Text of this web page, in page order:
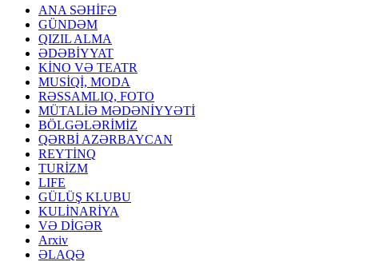
ANA SƏHİFƏ
GÜNDƏM
QIZIL ALMA
ƏDƏBİYYAT
KİNO VƏ TEATR
MUSİQİ, MODA
RƏSSAMLIQ, FOTO
MÜTALİƏ MƏDƏNİYYƏTİ
BÖLGƏLƏRİMİZ
QƏRBİ AZƏRBAYCAN
REYTİNQ
TURİZM
LIFE
GÜLÜŞ KLUBU
KULİNARİYA
VƏ DİGƏR
Arxiv
ƏLAQƏ